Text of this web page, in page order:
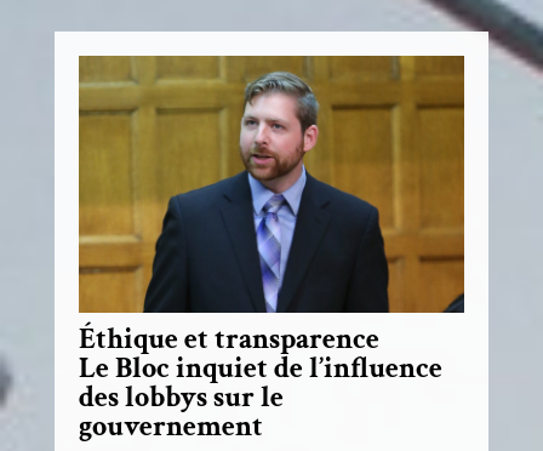
Éthique et transparence
Le Bloc inquiet de l’influence
des lobbys sur le
gouvernement